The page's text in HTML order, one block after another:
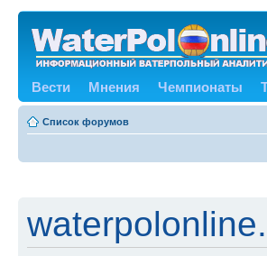
Вести Мнения Чемпионаты
Список форумов